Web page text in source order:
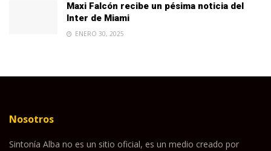
Maxi Falcón recibe un pésima noticia del
Inter de Miami
ENERO 30, 2025
Nosotros
Sintonía Alba no es un sitio oficial, es un medio creado por